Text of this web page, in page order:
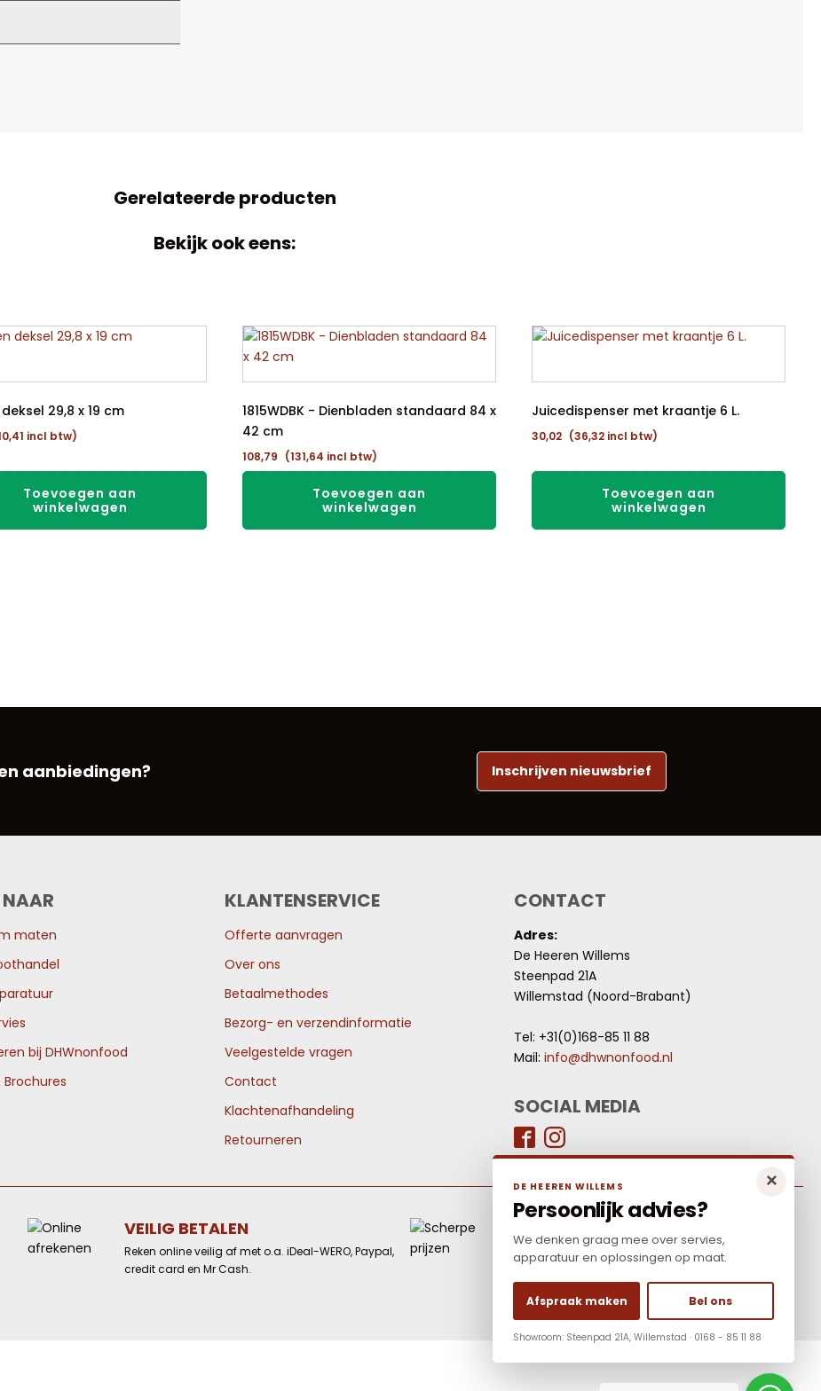
Gerelateerde producten
Bekijk ook eens:
29,8 x 19 cm
incl btw)
Toevoegen aan
winkelwagen
1815WDBK - Dienbladen standaard 84 x
42 cm
108,79 (131,64 incl btw)
Toevoegen aan
winkelwagen
Juicedispenser met kraantje 6 L.
30,02 (36,32 incl btw)
Toevoegen aan
winkelwagen
aanbiedingen? Inschrijven nieuwsbrief
maten
bij DHWnonfood
KLANTENSERVICE
Offerte aanvragen
Over ons
Betaalmethodes
Bezorg- en verzendinformatie
Veelgestelde vragen
Contact
Klachtenafhandeling
Retourneren
CONTACT
Adres:
De Heeren Willems
Steenpad 21A
Willemstad (Noord-Brabant)
Tel: +31(0)168-85 11 88
Mail: info@dhwnonfood.nl
SOCIAL MEDIA
VEILIG BETALEN
Reken online veilig af met o.a. iDeal-WERO, Paypal,
credit card en Mr Cash.
LAAGSTE PRIJS
Elders goedkoper? Neem dan contact met ons
op.
×
DE HEEREN WILLEMS
Persoonlijk advies?
We denken graag mee over servies,
apparatuur en oplossingen op maat.
Afspraak maken Bel ons
Showroom: Steenpad 21A, Willemstad · 0168 - 85 11 88